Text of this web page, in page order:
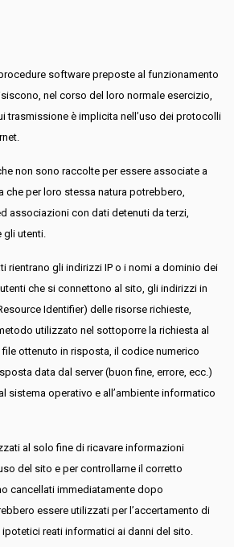
software preposte al funzionamento
nel corso del loro normale esercizio,
trasmissione è implicita nell’uso dei protocolli
non sono raccolte per essere associate a
che per loro stessa natura potrebbero,
associazioni con dati detenuti da terzi,
gli utenti.
rientrano gli indirizzi IP o i nomi a dominio dei
che si connettono al sito, gli indirizzi in
Identifier) delle risorse richieste,
utilizzato nel sottoporre la richiesta al
file ottenuto in risposta, il codice numerico
data dal server (buon fine, errore, ecc.)
sistema operativo e all’ambiente informatico
al solo fine di ricavare informazioni
del sito e per controllarne il corretto
cancellati immediatamente dopo
essere utilizzati per l’accertamento di
reati informatici ai danni del sito.